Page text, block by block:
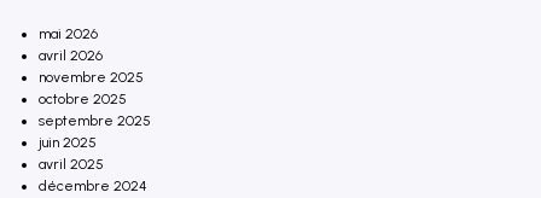
mai 2026
avril 2026
novembre 2025
octobre 2025
septembre 2025
juin 2025
avril 2025
décembre 2024